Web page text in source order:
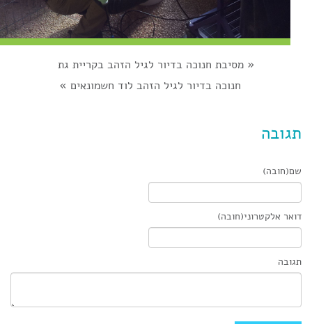
« מסיבת חנוכה בדיור לגיל הזהב בקריית גת
חנוכה בדיור לגיל הזהב לוד חשמונאים»
תגובה
שם(חובה)
דואר אלקטרוני(חובה)
תגובה